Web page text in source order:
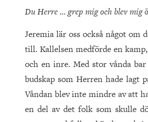
Du Herre … grep mig och blev mig
Jeremia lär oss också något om
till. Kallelsen medförde en
och en inre. Med stor vånda
budskap som Herren hade lagt
Våndan blev inte mindre av att
en del av det folk som skulle